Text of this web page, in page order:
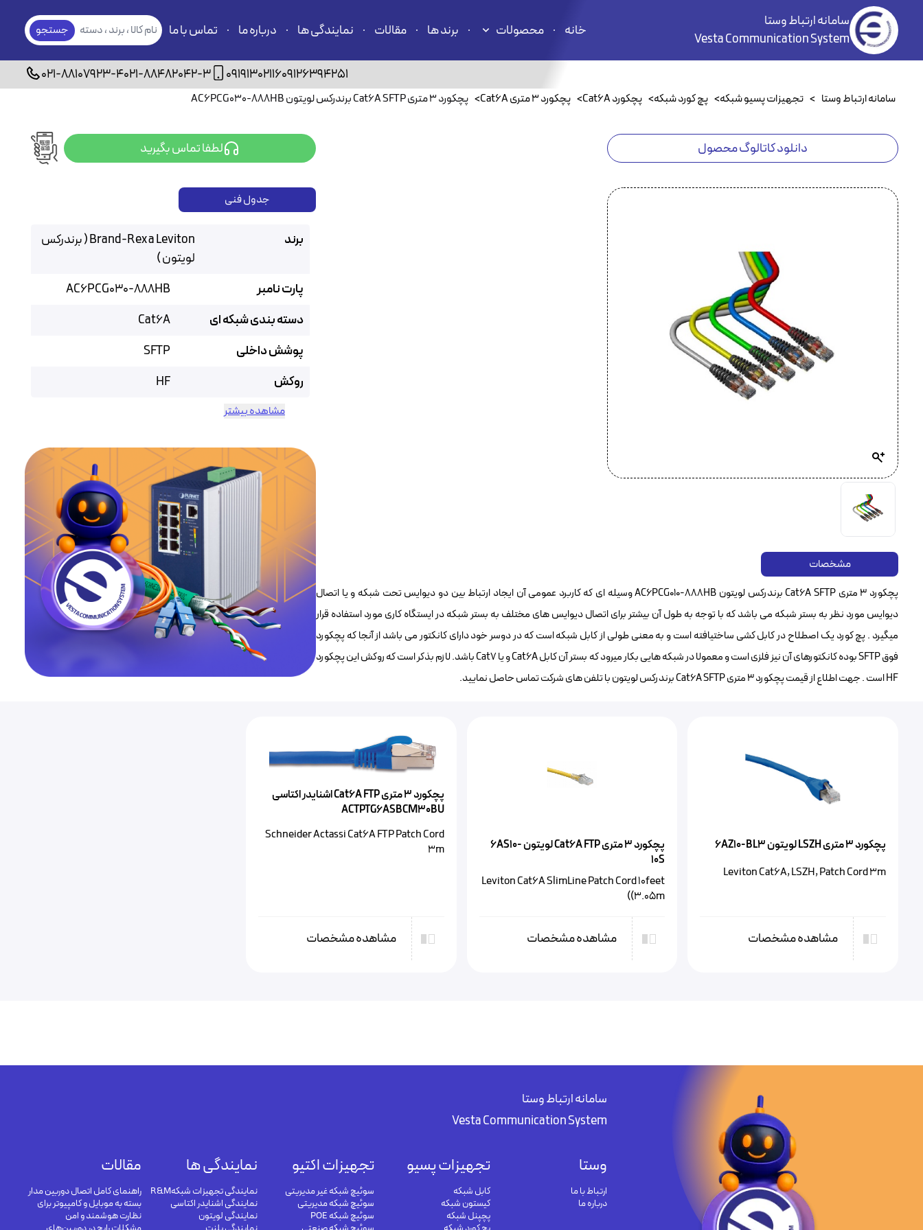
سامانه ارتباط وستا
Vesta Communication System
خانه محصولات برند ها مقالات نمایندگی ها درباره ما تماس با ما
نام کالا ، برند ، دسته
بندی
جستجو
09126394251
09191302116
021-88482042-3
021-88107923-4
سامانه ارتباط وستا > تجهیزات پسیو شبکه> پچ کورد شبکه> پچکورد Cat6A > پچکورد ۳ متری Cat6A > پچکورد ۳ متری Cat6A SFTP برندرکس لویتون AC6PCG030-888HB
دانلود کاتالوگ محصول لطفا تماس بگیرید
مشخصات
پچکورد ۳ متری Cat6A SFTP برندرکس لویتون AC6PCG010-888HB وسیله ای که کاربرد عمومی آن ایجاد ارتباط بین دو دیوایس تحت شبکه و یا اتصال
دیوایس مورد نظر به بستر شبکه می باشد که با توجه به طول آن بیشتر برای اتصال دیوایس های مختلف به بستر شبکه در ایستگاه کاری مورد استفاده قرار
میگیرد . پچ کورد یک اصطلاح در کابل کشی ساختیافته است و به معنی طولی از کابل شبکه است که در دوسر خود دارای کانکتور می باشد از آنجا که پچکورد
فوق SFTP بوده کانکتورهای آن نیز فلزی است و معمولا در شبکه هایی بکار میرود که بستر آن کابل Cat6A و یا Cat7 باشد. لازم بذکر است که روکش این پچکورد
HF است . جهت اطلاع از قیمت پچکورد ۳ متری Cat6A SFTP برندرکس لویتون با تلفن های شرکت تماس حاصل نمایید.
جدول فنی
برند
Brand-Rex a Leviton ( برندرکس
لویتون )
پارت نامبر
AC6PCG030-888HB
دسته بندی شبکه ای
Cat6A
پوشش داخلی
SFTP
روکش
HF
مشاهده بیشتر
پچکورد ۳ متری LSZH لویتون 6AZ10-BL3
Leviton Cat6A, LSZH, Patch Cord 3m
مشاهده مشخصات
پچکورد 3 متری Cat6A FTP لویتون 6AS10-
10S
Leviton Cat6A SlimLine Patch Cord 10feet
(3.05m)
مشاهده مشخصات
پچکورد 3 متری Cat6A FTP اشنایدر اکتاسی
ACTPTG6ASBCM30BU
Schneider Actassi Cat6A FTP Patch Cord
3m
مشاهده مشخصات
سامانه ارتباط وستا
Vesta Communication System
وستا
ارتباط با ما
درباره ما
تجهیزات پسیو
کابل شبکه
کیستون شبکه
پچپنل شبکه
تجهیزات اکتیو
سوئیچ شبکه غیر مدیریتی
سوئیچ شبکه مدیریتی
سوئیچ شبکه POE
نمایندگی ها
نمایندگی تجهیزات شبکهR&M
نمایندگی اشنایدر اکتاسی
نمایندگی لویتون
مقالات
راهنمای کامل اتصال دوربین مدار
بسته به موبایل و کامپیوتر برای
نظارت هوشمند و امن